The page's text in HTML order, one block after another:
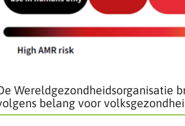
Wereldgezondheidsorganisatie
belang voor